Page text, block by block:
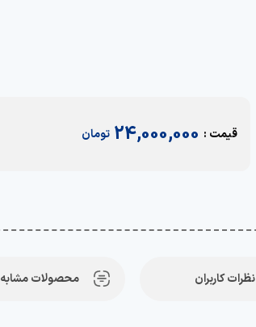
قیمت : 24,000,000 تومان
نظرات کاربران محصولات مشابه